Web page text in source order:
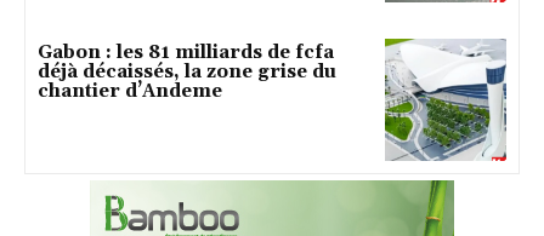
Gabon : les 81 milliards de fcfa
déjà décaissés, la zone grise du
chantier d’Andeme